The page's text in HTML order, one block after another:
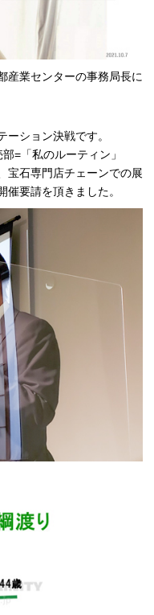
産業センターの事務局長に
ーション決戦です。
=「私のルーティン」
宝石専門店チェーンでの展
要請を頂きました。